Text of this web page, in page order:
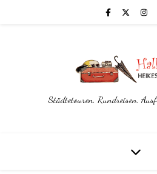
Städtetouren, Rundreisen,